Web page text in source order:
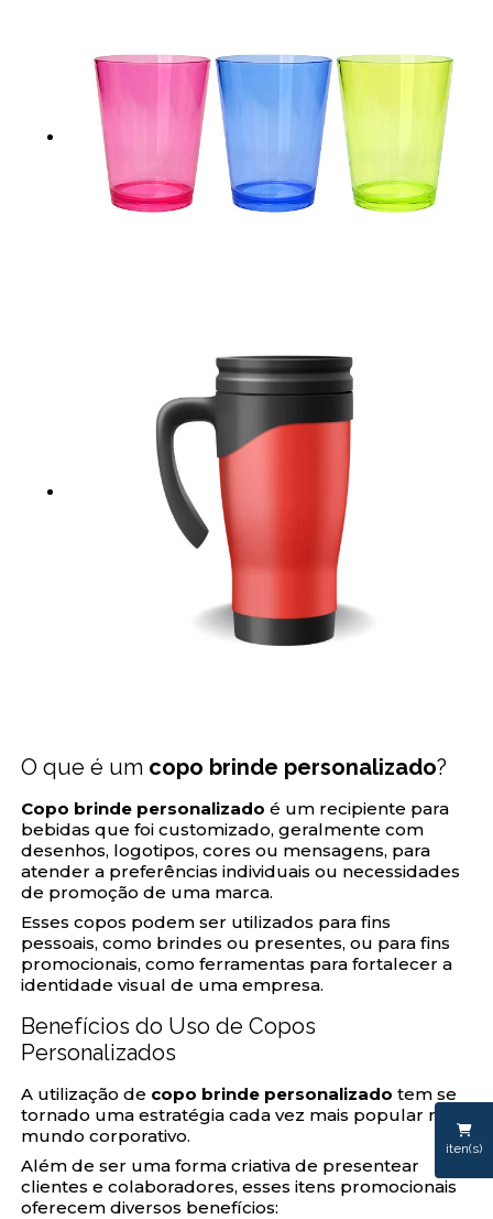
iten(s)
O que é um copo brinde personalizado?
Copo brinde personalizado é um recipiente para
bebidas que foi customizado, geralmente com
desenhos, logotipos, cores ou mensagens, para
atender a preferências individuais ou necessidades
de promoção de uma marca.
Esses copos podem ser utilizados para fins
pessoais, como brindes ou presentes, ou para fins
promocionais, como ferramentas para fortalecer a
identidade visual de uma empresa.
Benefícios do Uso de Copos
Personalizados
A utilização de copo brinde personalizado tem se
tornado uma estratégia cada vez mais popular no
mundo corporativo.
Além de ser uma forma criativa de presentear
clientes e colaboradores, esses itens promocionais
oferecem diversos benefícios: